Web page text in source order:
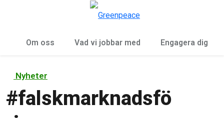
Om oss Vad vi jobbar med Engagera dig
Nyheter
#falskmarknadsfö